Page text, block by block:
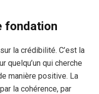
fondation
la crédibilité. C’est la
quelqu’un qui cherche
manière positive. La
la cohérence, par